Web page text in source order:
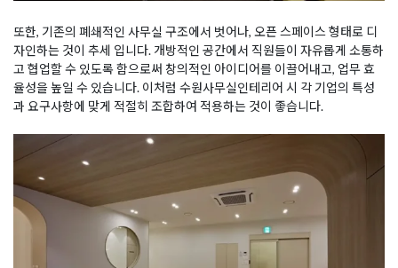
또한, 기존의 폐쇄적인 사무실 구조에서 벗어나, 오픈 스페이스 형태로 디
자인하는 것이 추세 입니다. 개방적인 공간에서 직원들이 자유롭게 소통하
고 협업할 수 있도록 함으로써 창의적인 아이디어를 이끌어내고, 업무 효
율성을 높일 수 있습니다. 이처럼 수원사무실인테리어 시 각 기업의 특성
과 요구사항에 맞게 적절히 조합하여 적용하는 것이 좋습니다.